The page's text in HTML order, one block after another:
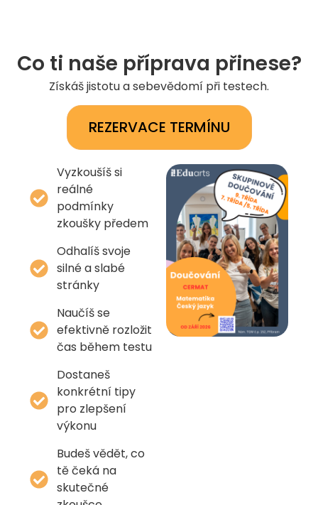
Co ti naše příprava přinese?
Získáš jistotu a sebevědomí při testech.
REZERVACE TERMÍNU
Vyzkoušíš si
reálné
podmínky
zkoušky předem
Odhalíš svoje
silné a slabé
stránky
Naučíš se
efektivně rozložit
čas během testu
Dostaneš
konkrétní tipy
pro zlepšení
výkonu
Budeš vědět, co
tě čeká na
skutečné